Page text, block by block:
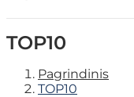
TOP10
Pagrindinis
TOP10